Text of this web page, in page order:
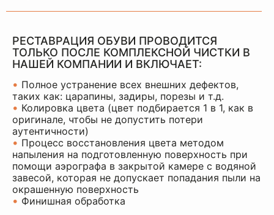
РЕСТАВРАЦИЯ ОБУВИ ПРОВОДИТСЯ
ТОЛЬКО ПОСЛЕ КОМПЛЕКСНОЙ ЧИСТКИ В
НАШЕЙ КОМПАНИИ И ВКЛЮЧАЕТ:
• Полное устранение всех внешних дефектов,
таких как: царапины, задиры, порезы и т.д.
• Колировка цвета (цвет подбирается 1 в 1, как в
оригинале, чтобы не допустить потери
аутентичности)
• Процесс восстановления цвета методом
напыления на подготовленную поверхность при
помощи аэрографа в закрытой камере с водяной
завесой, которая не допускает попадания пыли на
окрашенную поверхность
• Финишная обработка